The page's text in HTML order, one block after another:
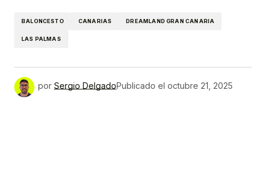
BALONCESTO CANARIAS DREAMLAND GRAN CANARIA
LAS PALMAS
por Sergio DelgadoPublicado el octubre 21, 2025